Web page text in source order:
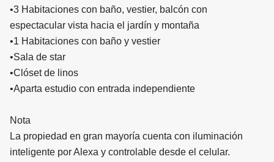
•3 Habitaciones con baño, vestier, balcón con
espectacular vista hacia el jardín y montaña
•1 Habitaciones con baño y vestier
•Sala de star
•Clóset de linos
•Aparta estudio con entrada independiente
Nota
La propiedad en gran mayoría cuenta con iluminación
inteligente por Alexa y controlable desde el celular.